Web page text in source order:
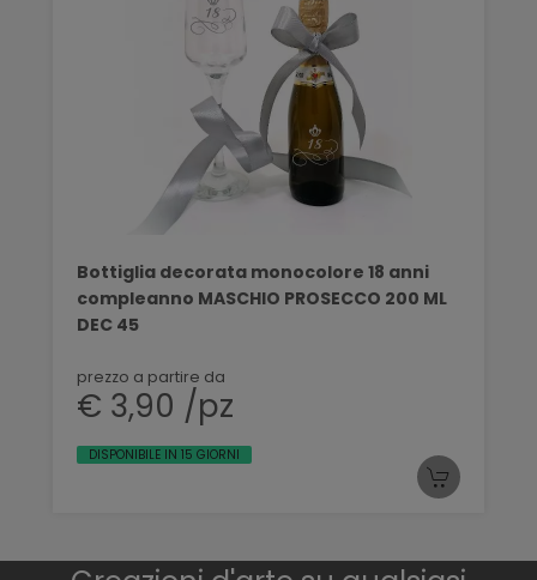
Bottiglia decorata monocolore 18 anni
compleanno MASCHIO PROSECCO 200 ML
DEC 45
prezzo a partire da
€ 3,90 /pz
DISPONIBILE IN 15 GIORNI